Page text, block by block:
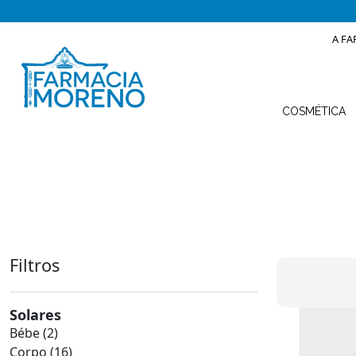
A
COSMÉTICA
Filtros
Solares
Bébe(2)
Corpo (16)